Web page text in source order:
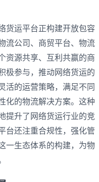
货运平台正构建开放包容
流公司、‌商贸平台、‌物流
资源共享、‌互利共赢的商
极参与，‌推动网络货运的
活的运营策略，‌满足不同
化的物流解决方案‌。‌这种
提升了网络货运行业的竞
台还注重合规性，‌强化管
一生态体系的构建，‌为物